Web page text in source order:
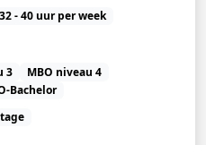
32 - 40 uur per week
3
MBO niveau 4
Bachelor